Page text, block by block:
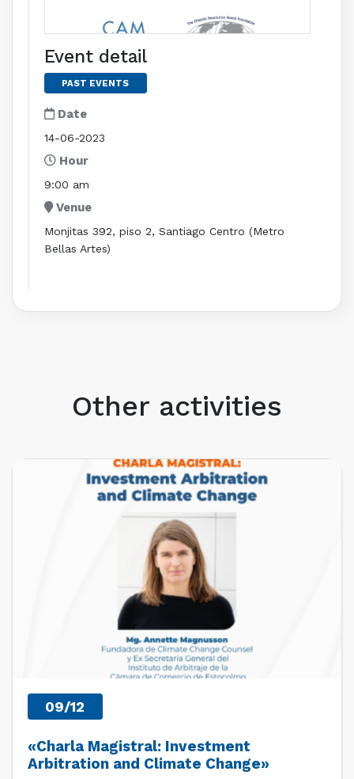
Event detail
PAST EVENTS
Date
14-06-2023
Hour
9:00 am
Venue
Monjitas 392, piso 2, Santiago Centro (Metro
Bellas Artes)
Other activities
UPCOMING EVENTS
09/12
«Charla Magistral: Investment
Arbitration and Climate Change»